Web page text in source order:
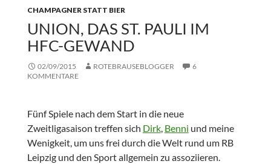
CHAMPAGNER STATT BIER
UNION, DAS ST. PAULI IM
HFC-GEWAND
02/09/2015 ROTEBRAUSEBLOGGER
6
KOMMENTARE
Fünf Spiele nach dem Start in die neue
Zweitligasaison treffen sich Dirk, Benni und meine
Wenigkeit, um uns frei durch die Welt rund um RB
Leipzig und den Sport allgemein zu assoziieren.